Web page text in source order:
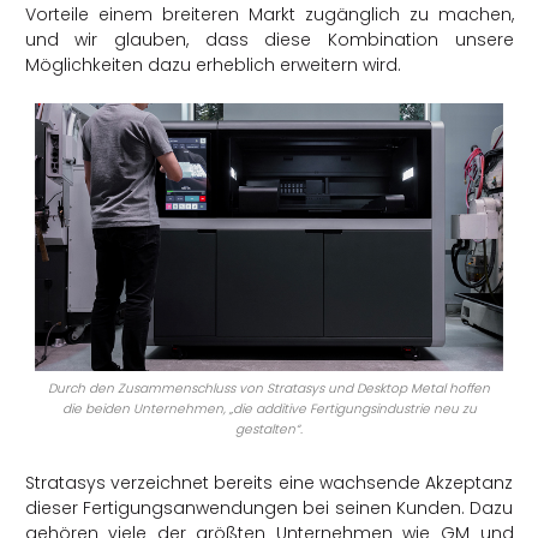
Vorteile einem breiteren Markt zugänglich zu machen,
und wir glauben, dass diese Kombination unsere
Möglichkeiten dazu erheblich erweitern wird.
Durch den Zusammenschluss von Stratasys und Desktop Metal hoffen
die beiden Unternehmen, „die additive Fertigungsindustrie neu zu
gestalten“.
Stratasys verzeichnet bereits eine wachsende Akzeptanz
dieser Fertigungsanwendungen bei seinen Kunden. Dazu
gehören viele der größten Unternehmen wie GM und